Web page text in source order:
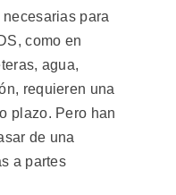
para
como en
agua,
requieren una
plazo. Pero han
de una
a partes